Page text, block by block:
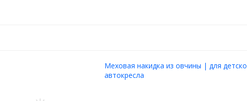
Меховая накидка из овчины | для
автокресла